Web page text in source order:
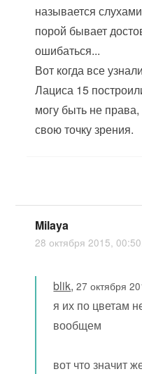
называется
порой бывает
ошибаться...
Вот когда все
Лациса 15
могу быть не
свою точку зрения.
Milaya
28 октября 2015,
blik,27 октября
я их по цветам
вообщем
вот что значит